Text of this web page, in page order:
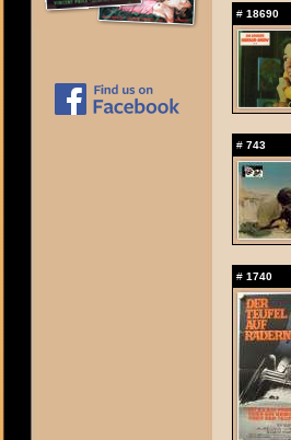
# 18690
# 743
# 1740